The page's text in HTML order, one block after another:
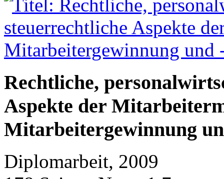
Rechtliche,
Aspekte der
Mitarbeitergewinnung
Diplomarbeit, 2009